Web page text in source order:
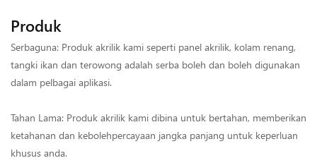
Produk
Serbaguna: Produk akrilik kami seperti panel akrilik, kolam renang,
tangki ikan dan terowong adalah serba boleh dan boleh digunakan
dalam pelbagai aplikasi.
Tahan Lama: Produk akrilik kami dibina untuk bertahan, memberikan
ketahanan dan kebolehpercayaan jangka panjang untuk keperluan
khusus anda.